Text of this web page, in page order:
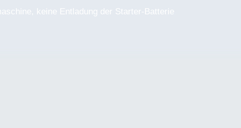
keine Entladung der Starter-Batterie